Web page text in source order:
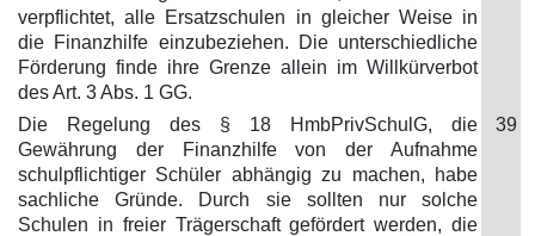
verpflichtet, alle Ersatzschulen in gleicher Weise in
die Finanzhilfe einzubeziehen. Die unterschiedliche
Förderung finde ihre Grenze allein im Willkürverbot
des Art. 3 Abs. 1 GG.
Die Regelung des § 18 HmbPrivSchulG, die
Gewährung der Finanzhilfe von der Aufnahme
schulpflichtiger Schüler abhängig zu machen, habe
sachliche Gründe. Durch sie sollten nur solche
Schulen in freier Trägerschaft gefördert werden, die
39